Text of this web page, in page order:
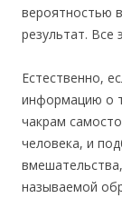
вероятностью
результат. Все
Естественно,
информацию о
чакрам
человека, и
называемой